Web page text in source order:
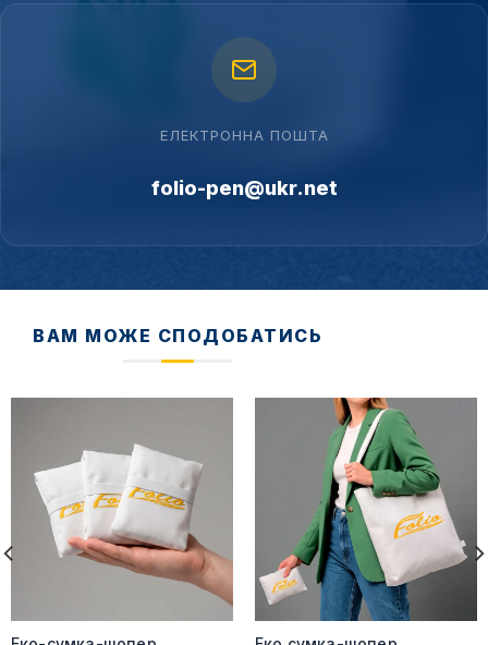
ЕЛЕКТРОННА ПОШТА
folio-pen@ukr.net
ВАМ МОЖЕ СПОДОБАТИСЬ